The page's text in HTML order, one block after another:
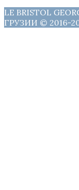
LE BRISTOL
ГРУЗИИ © 2016-